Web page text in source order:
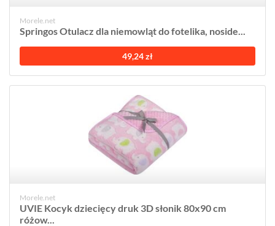
Morele.net
Springos Otulacz dla niemowląt do fotelika, noside...
49,24 zł
Morele.net
UVIE Kocyk dziecięcy druk 3D słonik 80x90 cm
różow...